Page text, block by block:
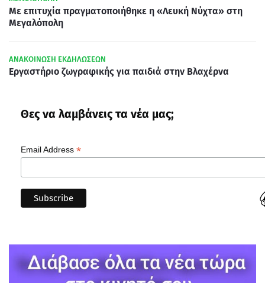
Με επιτυχία πραγματοποιήθηκε η «Λευκή Νύχτα» στη
Μεγαλόπολη
ΑΝΑΚΟΙΝΩΣΗ ΕΚΔΗΛΩΣΕΩΝ
Εργαστήριο ζωγραφικής για παιδιά στην Βλαχέρνα
Θες να λαμβάνεις τα νέα μας;
Email Address *